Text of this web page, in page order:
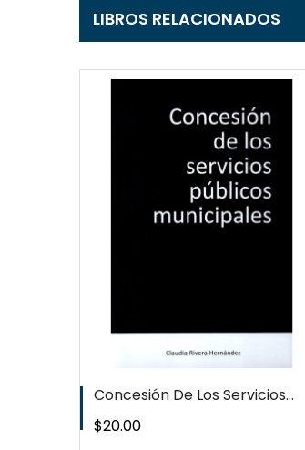
LIBROS RELACIONADOS
Concesión De Los Servicios...
Precio
$20.00
QUICKVIEW
WISHLIST